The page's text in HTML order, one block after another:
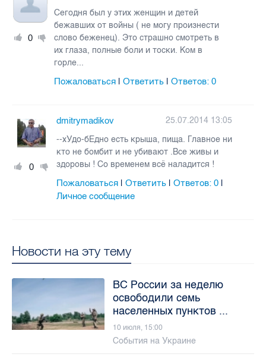
0
Сегодня был у этих женщин и детей
бежавших от войны ( не могу произнести
слово беженец). Это страшно смотреть в
их глаза, полные боли и тоски. Ком в
горле...
Пожаловаться |Ответить |Ответов:0
0
dmitrymadikov
25.07.2014 13:05
--хУдо-бЕдно есть крыша, пища. Главное ни
кто не бомбит и не убивают .Все живы и
здоровы ! Со временем всё наладится !
Пожаловаться |Ответить |Ответов:0
Личное сообщение
Новости на эту тему
ВС России за неделю
освободили семь
населенных пунктов ...
10 июля, 15:00
События на Украине